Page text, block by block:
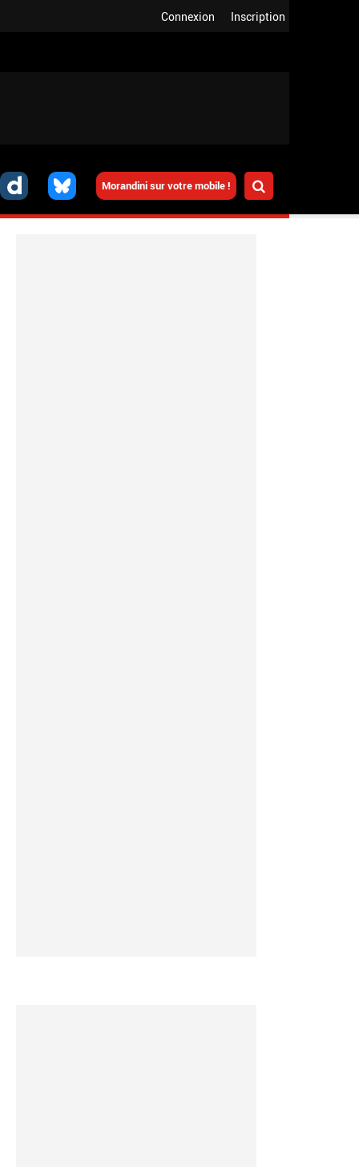
Inscription
Connexion
Morandini sur votre mobile !